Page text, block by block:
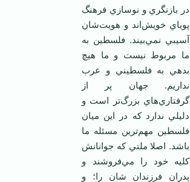
در بازنگري و نوسازي فرهنگ
پوياي خويش‌اند و هويت‌شان
آسيبي نمي‌بيند. فلسطين به
ما مربوط نيست و ما هيچ
بدهي به فلسطيني و عرب
نداريم. جهان پر از
گرفتاري‌هاي بزرگ‌تر است و
دليلي ندارد که در اين ميان
فلسطين مهم‌ترين مسئله ما
باشد. اصلا ملتي که جوانانش
کليه خود را مي‌فروشند و
پدران فرزندان شان را؛ و